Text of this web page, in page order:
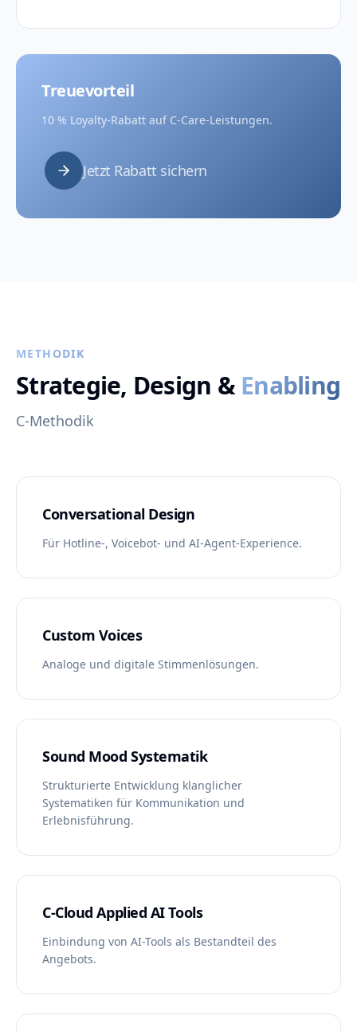
Treuevorteil
10 % Loyalty-Rabatt auf C-Care-Leistungen.
Jetzt Rabatt sichern
METHODIK
Strategie, Design & Enabling
C-Methodik
Conversational Design
Für Hotline-, Voicebot- und AI-Agent-Experience.
Custom Voices
Analoge und digitale Stimmenlösungen.
Sound Mood Systematik
Strukturierte Entwicklung klanglicher
Systematiken für Kommunikation und
Erlebnisführung.
C-Cloud Applied AI Tools
Einbindung von AI-Tools als Bestandteil des
Angebots.